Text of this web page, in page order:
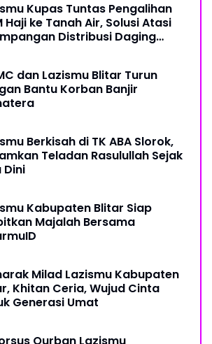
Kupas Tuntas Pengalihan
Haji ke Tanah Air, Solusi Atasi
Distribusi Daging
dan Lazismu Blitar Turun
Bantu Korban Banjir
Berkisah di TK ABA Slorok,
Teladan Rasulullah Sejak
Dini
Kabupaten Blitar Siap
Majalah Bersama
Milad Lazismu Kabupaten
Khitan Ceria, Wujud Cinta
Generasi Umat